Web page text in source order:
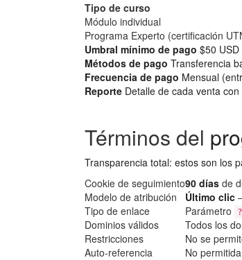
Tipo de curso
Módulo individual
Programa Experto (certificación
Umbral mínimo de pago $50
Métodos de pago Transferencia
Frecuencia de pago Mensual
Reporte Detalle de cada venta
Términos del
Transparencia total: estos son los
Cookie de seguimiento90 días de
Modelo de atribución
Último clic
Tipo de enlace
Parámetro
Dominios válidos
Todos los
Restricciones
No se
Auto-referencia
No